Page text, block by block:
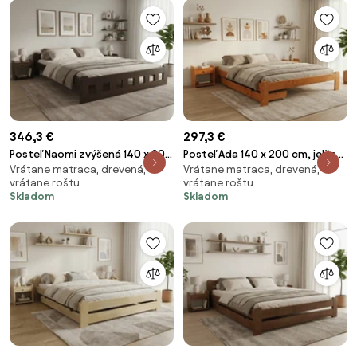
346,3 €
Posteľ Naomi zvýšená 140 x 200
cm, orech Rošt: S latkovým
roštom, Matrac: Matrac
SOMMERA 18 cm
Vrátane matraca, drevená,
vrátane roštu
Skladom
297,3 €
Posteľ Ada 140 x 200 cm, jelša
Rošt: S latkovým roštom,
Matrac: Matrac SOMMERA 18
cm
Vrátane matraca, drevená,
vrátane roštu
Skladom